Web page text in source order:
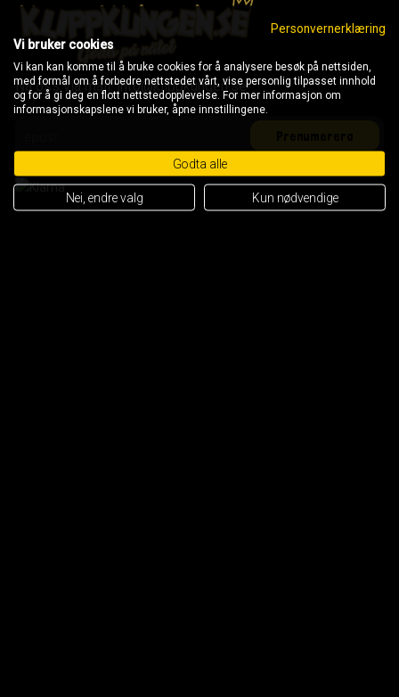
Nå oss via mail: info@klippkungen.se
Personvernerklæring
Vi bruker cookies
Vi kan kan komme til å bruke cookies for å analysere besøk på nettsiden,
med formål om å forbedre nettstedet vårt, vise personlig tilpasset innhold
og for å gi deg en flott nettstedopplevelse. For mer informasjon om
informasjonskapslene vi bruker, åpne innstillingene.
Godta alle
Nei, endre valg Kun nødvendige